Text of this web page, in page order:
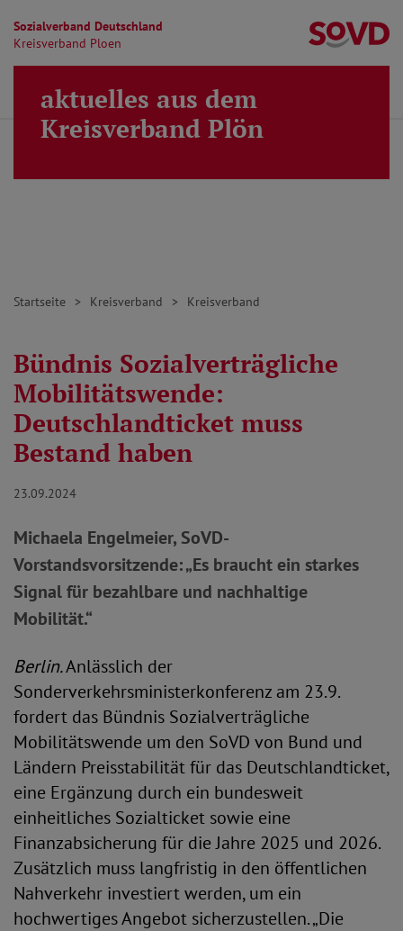
Sozialverband Deutschland
Kreisverband Ploen
Direkt zu den Inhalten springen
MENÜ
aktuelles aus dem
Kreisverband Plön
Startseite Kreisverband Kreisverband
Bündnis Sozialverträgliche
Mobilitätswende:
Deutschlandticket muss
Bestand haben
23.09.2024
Michaela Engelmeier, SoVD-
Vorstandsvorsitzende: „Es braucht ein starkes
Signal für bezahlbare und nachhaltige
Mobilität.“
Berlin.Anlässlich der
Sonderverkehrsministerkonferenz am 23.9.
fordert das Bündnis Sozialverträgliche
Mobilitätswende um den SoVD von Bund und
Ländern Preisstabilität für das Deutschlandticket,
eine Ergänzung durch ein bundesweit
einheitliches Sozialticket sowie eine
Finanzabsicherung für die Jahre 2025 und 2026.
Zusätzlich muss langfristig in den öffentlichen
Nahverkehr investiert werden, um ein
hochwertiges Angebot sicherzustellen. „Die